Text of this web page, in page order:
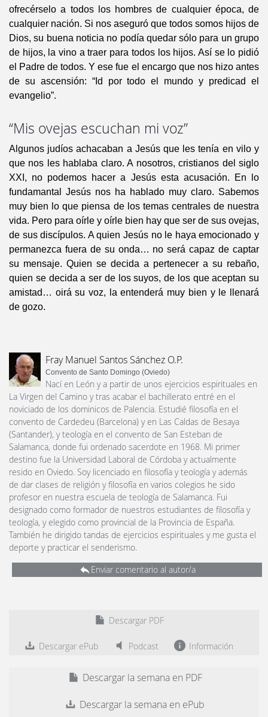
ofrecérselo a todos los hombres de cualquier época, de
cualquier nación. Si nos aseguró que todos somos hijos de
Dios, su buena noticia no podía quedar sólo para un grupo
de hijos, la vino a traer para todos los hijos. Así se lo pidió
el Padre de todos. Y ese fue el encargo que nos hizo antes
de su ascensión: “Id por todo el mundo y predicad el
evangelio”.
“Mis ovejas escuchan mi voz”
Algunos judíos achacaban a Jesús que les tenía en vilo y
que nos les hablaba claro. A nosotros, cristianos del siglo
XXI, no podemos hacer a Jesús esta acusación. En lo
fundamantal Jesús nos ha hablado muy claro. Sabemos
muy bien lo que piensa de los temas centrales de nuestra
vida. Pero para oírle y oírle bien hay que ser de sus ovejas,
de sus discípulos. A quien Jesús no le haya emocionado y
permanezca fuera de su onda… no será capaz de captar
su mensaje. Quien se decida a pertenecer a su rebaño,
quien se decida a ser de los suyos, de los que aceptan su
amistad… oirá su voz, la entenderá muy bien y le llenará
de gozo.
Fray Manuel Santos Sánchez O.P.
Convento de Santo Domingo (Oviedo)
Nací en León y a partir de unos ejercicios espirituales en
La Virgen del Camino y tras acabar el bachillerato entré en el
noviciado de los dominicos de Palencia. Estudié filosofía en el
convento de Cardedeu (Barcelona) y en Las Caldas de Besaya
(Santander), y teología en el convento de San Esteban de
Salamanca, donde fui ordenado sacerdote en 1968. Mi primer
destino fue la Universidad Laboral de Córdoba y actualmente
resido en Oviedo. Soy licenciado en filosofía y teología y además
de dar clases de religión y filosofía en varios colegios he sido
profesor en nuestra escuela de teología de Salamanca. Fui
designado como formador de nuestros estudiantes de filosofía y
teología, y elegido como provincial de la Provincia de España.
También he dirigido tandas de ejercicios espirituales y me gusta el
deporte y practicar el senderismo.
Enviar comentario al autor/a
Descargar PDF
Descargar ePub Podcast Información
Descargar la semana en PDF
Descargar la semana en ePub